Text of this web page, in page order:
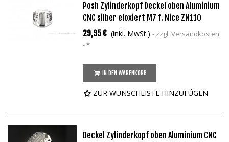
Posh Zylinderkopf Deckel oben Aluminium
CNC silber eloxiert M7 f. Nice ZN110
29,95 € (inkl. MwSt.)
zzgl. Versandkosten
*
IN DEN WARENKORB
ZUR WUNSCHLISTE HINZUFÜGEN
Deckel Zylinderkopf oben Aluminium CNC